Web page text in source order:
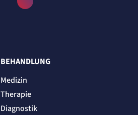
BEHANDLUNG
Medizin
Therapie
Diagnostik